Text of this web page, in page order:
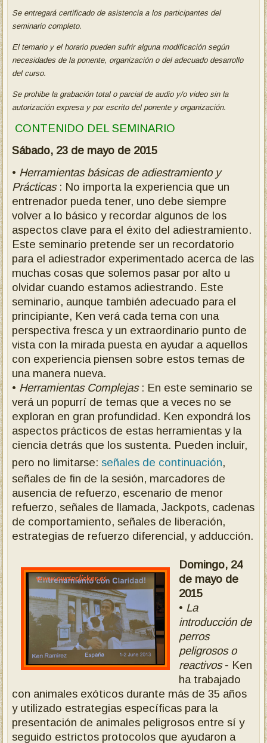
Se entregará certificado de asistencia a los participantes del
seminario completo.
El temario y el horario pueden sufrir alguna modificación según
necesidades de la ponente, organización o del adecuado desarrollo
del curso.
Se prohibe la grabación total o parcial de audio y/o video sin la
autorización expresa y por escrito del ponente y organización.
CONTENIDO DEL SEMINARIO
Sábado, 23 de mayo de 2015
• Herramientas básicas de adiestramiento y
Prácticas: No importa la experiencia que un
entrenador pueda tener, uno debe siempre
volver a lo básico y recordar algunos de los
aspectos clave para el éxito del adiestramiento.
Este seminario pretende ser un recordatorio
para el adiestrador experimentado acerca de las
muchas cosas que solemos pasar por alto u
olvidar cuando estamos adiestrando. Este
seminario, aunque también adecuado para el
principiante, Ken verá cada tema con una
perspectiva fresca y un extraordinario punto de
vista con la mirada puesta en ayudar a aquellos
con experiencia piensen sobre estos temas de
una manera nueva.
• Herramientas Complejas: En este seminario se
verá un popurrí de temas que a veces no se
exploran en gran profundidad. Ken expondrá los
aspectos prácticos de estas herramientas y la
ciencia detrás que los sustenta. Pueden incluir,
pero no limitarse:señales de continuación,
señales de fin de la sesión, marcadores de
ausencia de refuerzo, escenario de menor
refuerzo, señales de llamada, Jackpots, cadenas
de comportamiento, señales de liberación,
estrategias de refuerzo diferencial, y adducción.
Domingo, 24
de mayo de
2015
• La
introducción de
perros
peligrosos o
reactivos- Ken
ha trabajado
con animales exóticos durante más de 35 años
y utilizado estrategias específicas para la
presentación de animales peligrosos entre sí y
seguido estrictos protocolos que ayudaron a